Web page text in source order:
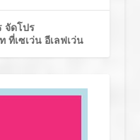
จัดโปร
ที่เซเว่น อีเลฟเว่น